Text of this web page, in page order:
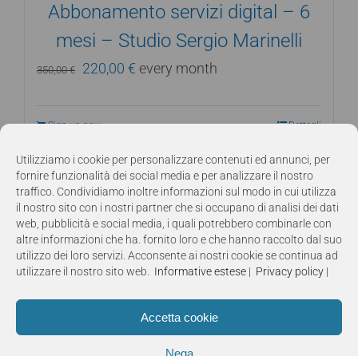
Utilizziamo i cookie per personalizzare contenuti ed annunci, per
fornire funzionalità dei social media e per analizzare il nostro
traffico. Condividiamo inoltre informazioni sul modo in cui utilizza
il nostro sito con i nostri partner che si occupano di analisi dei dati
web, pubblicità e social media, i quali potrebbero combinarle con
altre informazioni che ha. fornito loro e che hanno raccolto dal suo
utilizzo dei loro servizi. Acconsente ai nostri cookie se continua ad
utilizzare il nostro sito web. Informative estese | Privacy policy |
Accetta cookie
Nega
Abbonamento servizi digital – 6
mesi – Studio Sergio Marinelli
350,00€
Il
originale
350,00 €.
220,00 € Il
attuale
220,00 €.
every month
Sign up now Dettagli